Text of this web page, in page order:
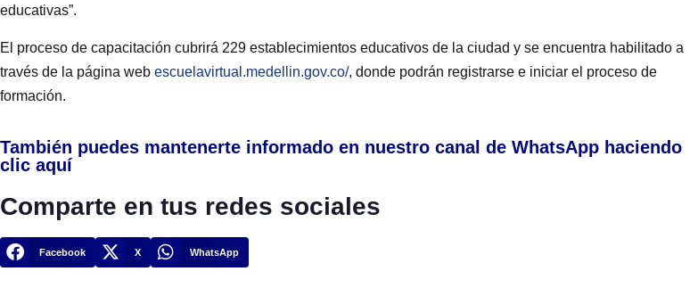
educativas”.
El proceso de capacitación cubrirá 229 establecimientos educativos de la ciudad y se encuentra habilitado a
través de la página web escuelavirtual.medellin.gov.co/, donde podrán registrarse e iniciar el proceso de
formación.
También puedes mantenerte informado en nuestro canal de WhatsApp haciendo
clic aquí
Comparte en tus redes sociales
Facebook X WhatsApp